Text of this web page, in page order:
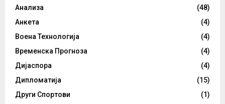
Анализа
(48)
Анкета
(4)
Воена Технологија
(4)
Временска Прогноза
(4)
Дијаспора
(4)
Дипломатија
(15)
Други Спортови
(1)